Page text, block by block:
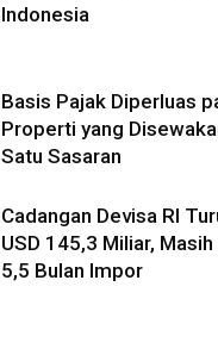
Indonesia
Basis Pajak Diperluas
Properti yang
Satu Sasaran
Cadangan Devisa RI
USD 145,3 Miliar,
5,5 Bulan Impor